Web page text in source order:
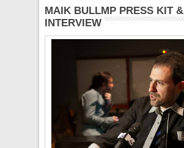
MAIK BULLMP PRESS KIT &
INTERVIEW